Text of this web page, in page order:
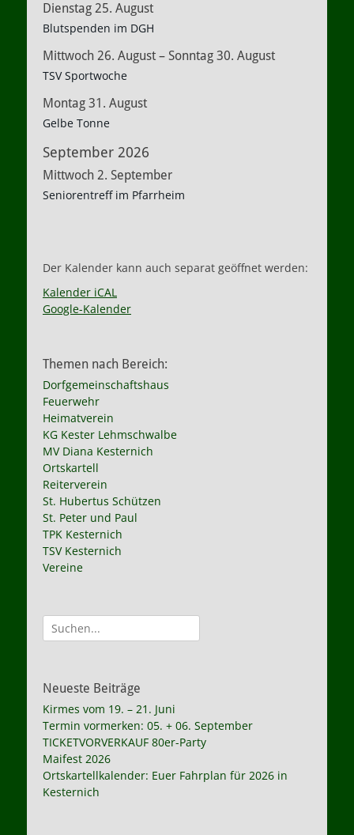
Dienstag 25. August
Blutspenden im DGH
Mittwoch 26. August – Sonntag 30. August
TSV Sportwoche
Montag 31. August
Gelbe Tonne
September 2026
Mittwoch 2. September
Seniorentreff im Pfarrheim
Der Kalender kann auch separat geöffnet werden:
Kalender iCAL
Google-Kalender
Themen nach Bereich:
Dorfgemeinschaftshaus
Feuerwehr
Heimatverein
KG Kester Lehmschwalbe
MV Diana Kesternich
Ortskartell
Reiterverein
St. Hubertus Schützen
St. Peter und Paul
TPK Kesternich
TSV Kesternich
Vereine
Suche
nach:
Neueste Beiträge
Kirmes vom 19. – 21. Juni
Termin vormerken: 05. + 06. September
TICKETVORVERKAUF 80er-Party
Maifest 2026
Ortskartellkalender: Euer Fahrplan für 2026 in
Kesternich